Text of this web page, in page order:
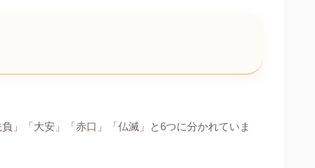
」「大安」「赤口」「仏滅」と6つに分かれていま